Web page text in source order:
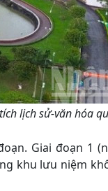
lịch sử-văn hóa
Giai đoạn 1
khu lưu niệm